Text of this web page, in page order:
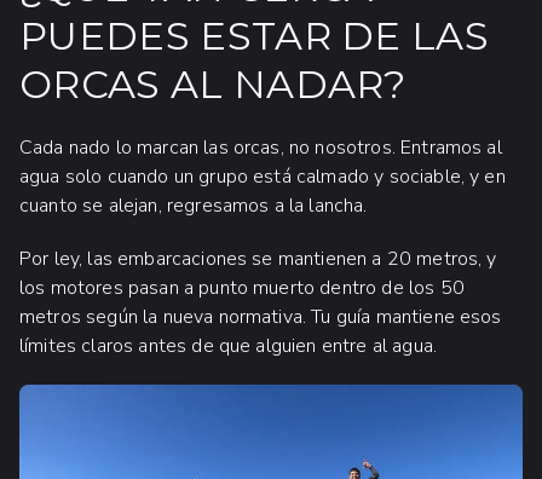
PUEDES ESTAR DE LAS
ORCAS AL NADAR?
Cada nado lo marcan las orcas, no nosotros. Entramos al
agua solo cuando un grupo está calmado y sociable, y en
cuanto se alejan, regresamos a la lancha.
Por ley, las embarcaciones se mantienen a 20 metros, y
los motores pasan a punto muerto dentro de los 50
metros según la nueva normativa. Tu guía mantiene esos
límites claros antes de que alguien entre al agua.